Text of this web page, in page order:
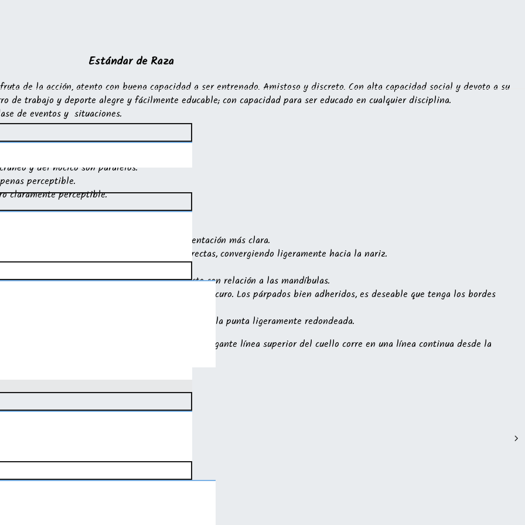
Estándar de Raza
de la acción, atento con buena capacidad a ser entrenado. Amistoso y discreto. Con alta capacidad social y devoto a su
de trabajo y deporte alegre y fácilmente educable; con capacidad para ser educado en cualquier disciplina.
de eventos y situaciones.
en buena proporción con el cuerpo.
y del hocico son paralelos.
perceptible.
claramente perceptible.
se acepta la nariz de invierno y de pigmentación más clara.
puente nasal y línea inferior del hocico rectas, convergiendo ligeramente hacia la nariz.
Los dientes están implantados en ángulo recto con relación a las mandíbulas.
oblicuos; color marrón a marrón oscuro, al pardo oscuro. Los párpados bien adheridos, es deseable que tenga los bordes
hacia delante; en forma de triangulo alargado con la punta ligeramente redondeada.
armoniosamente al cuerpo, sin papada; la elegante línea superior del cuello corre en una línea continua desde la
hacia la raíz de la cola.
50% de la altura a la cruz);
atrás. Pecho marcado.
moderadamente retraída.